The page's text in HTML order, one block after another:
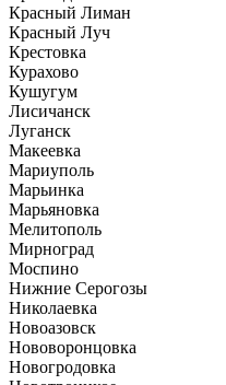
Красный Лиман
Красный Луч
Крестовка
Курахово
Кушугум
Лисичанск
Луганск
Макеевка
Мариуполь
Марьинка
Марьяновка
Мелитополь
Мирноград
Моспино
Нижние Серогозы
Николаевка
Новоазовск
Нововоронцовка
Новогродовка